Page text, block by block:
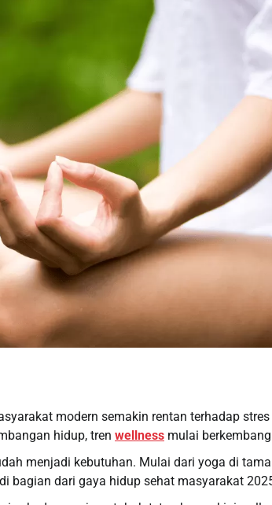
modern semakin rentan terhadap stres
hidup, tren wellness mulai
menjadi kebutuhan. Mulai dari yoga di
bagian dari gaya hidup sehat masyarakat